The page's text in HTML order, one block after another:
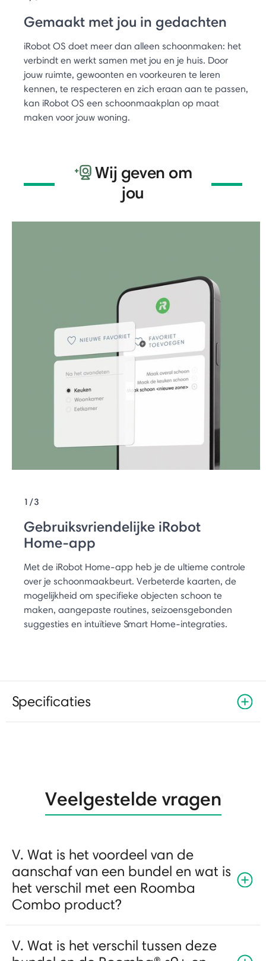
Gemaakt met jou in gedachten
iRobot OS doet meer dan alleen schoonmaken: het
verbindt en werkt samen met jou en je huis. Door
jouw ruimte, gewoonten en voorkeuren te leren
kennen, te respecteren en zich eraan aan te passen,
kan iRobot OS een schoonmaakplan op maat
maken voor jouw woning.
Wij geven om
jou
1/3
Gebruiksvriendelijke iRobot
Home-app
Met de iRobot Home-app heb je de ultieme controle
over je schoonmaakbeurt. Verbeterde kaarten, de
mogelijkheid om specifieke objecten schoon te
maken, aangepaste routines, seizoensgebonden
suggesties en intuïtieve Smart Home-integraties.
Specificaties
Veelgestelde vragen
V. Wat is het voordeel van de
aanschaf van een bundel en wat is
het verschil met een Roomba
Combo product?
V. Wat is het verschil tussen deze